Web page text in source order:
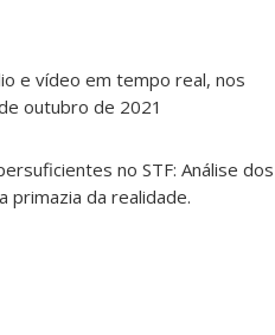
e vídeo em tempo real, nos
outubro de 2021
no STF: Análise dos
primazia da realidade.